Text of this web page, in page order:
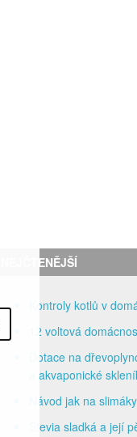
NEJČTENĚJŠÍ
Kontroly kotlů v
12 voltová
Dotace na
a akvaponické
Návod jak na slimáky
Stevia sladká a její